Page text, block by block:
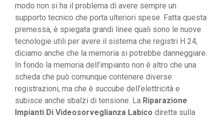
modo non si ha il problema di avere sempre un
supporto tecnico che porta ulteriori spese. Fatta questa
premessa, è spiegata grandi linee quali sono le nuove
tecnologie utili per avere il sistema che registri H 24,
diciamo anche che la memoria si potrebbe danneggiare.
In fondo la memoria dell’impianto non è altro che una
scheda che può comunque contenere diverse
registrazioni, ma che è succube dell’elettricità e
subisce anche sbalzi di tensione. La Riparazione
Impianti Di Videosorveglianza Labico diretta sulla